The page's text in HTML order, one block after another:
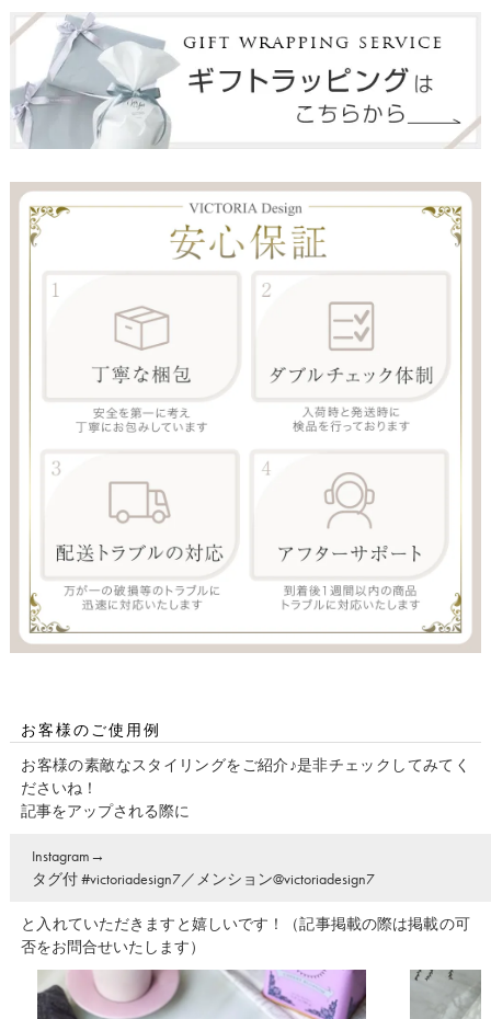
お客様のご使用例
お客様の素敵なスタイリングをご紹介♪是非チェックしてみてく
ださいね！
記事をアップされる際に
Instagram→
タグ付 #victoriadesign7／メンション@victoriadesign7
と入れていただきますと嬉しいです！（記事掲載の際は掲載の可
否をお問合せいたします）